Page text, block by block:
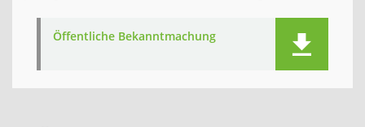
Öffentliche Bekanntmachung